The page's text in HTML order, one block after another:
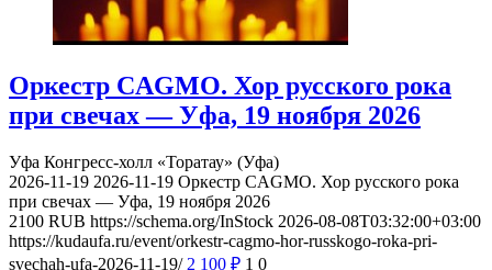
Оркестр CAGMO. Хор русского рока
при свечах — Уфа, 19 ноября 2026
Уфа Конгресс-холл «Торатау» (Уфа)
2026-11-19 2026-11-19 Оркестр CAGMO. Хор русского рока
при свечах — Уфа, 19 ноября 2026
2100 RUB https://schema.org/InStock 2026-08-08T03:32:00+03:00
https://kudaufa.ru/event/orkestr-cagmo-hor-russkogo-roka-pri-
svechah-ufa-2026-11-19/ 2 100 ₽ 1 0